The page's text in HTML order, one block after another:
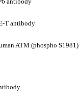
T antibody
ATM (phospho S1981)